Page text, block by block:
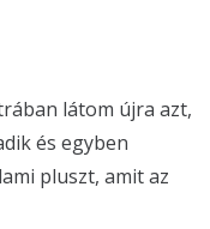
látom újra azt,
és egyben
pluszt, amit az